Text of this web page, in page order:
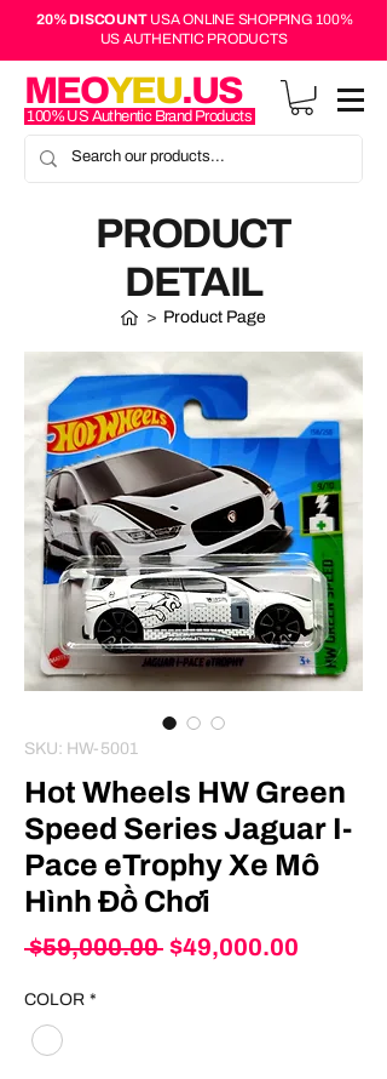
20% DISCOUNTUSA ONLINE SHOPPING 100%
US AUTHENTIC PRODUCTS
MEOYEU.US
100% US Authentic Brand Products
PRODUCT
DETAIL
> Product Page
SKU: HW-5001
Hot Wheels HW Green
Speed Series Jaguar I-
Pace eTrophy Xe Mô
Hình Đồ Chơi
$59,000.00 Regular
$49,000.00
COLOR *